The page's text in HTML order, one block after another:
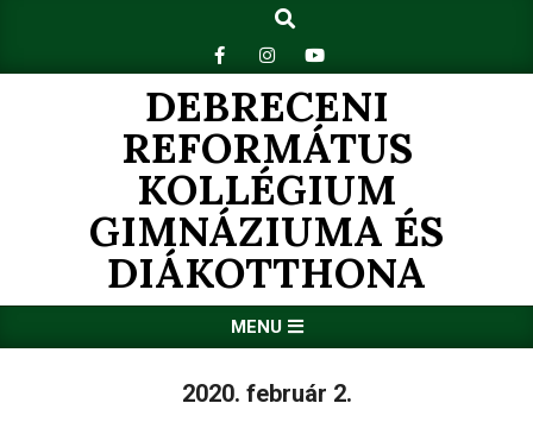
content
Search
DEBRECENI
REFORMÁTUS
KOLLÉGIUM
GIMNÁZIUMA ÉS
DIÁKOTTHONA
Navigation
MENU
2020. február 2.